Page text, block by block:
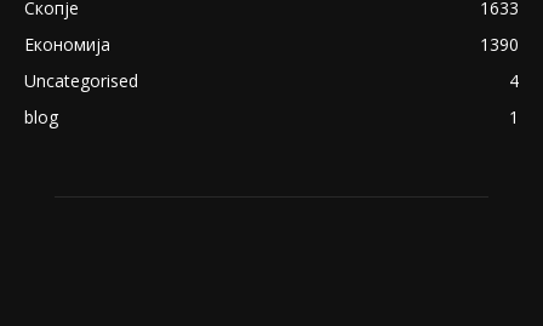
Скопје
1633
Економија
1390
Uncategorised
4
blog
1